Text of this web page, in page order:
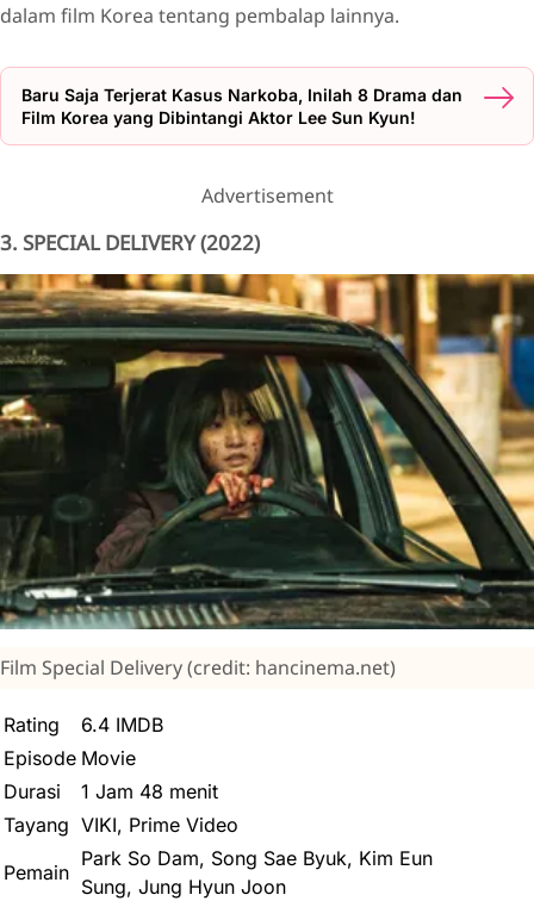
dalam film Korea tentang pembalap lainnya.
Baru Saja Terjerat Kasus Narkoba, Inilah 8 Drama dan
Film Korea yang Dibintangi Aktor Lee Sun Kyun!
Advertisement
3. SPECIAL DELIVERY (2022)
Film Special Delivery (credit: hancinema.net)
Rating
6.4 IMDB
Episode Movie
Durasi
1 Jam 48 menit
Tayang VIKI, Prime Video
Pemain
Park So Dam, Song Sae Byuk, Kim Eun
Sung, Jung Hyun Joon